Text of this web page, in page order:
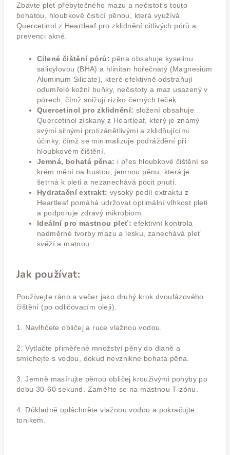
Zbavte pleť přebytečného mazu a nečistot s touto
bohatou, hloubkově čisticí pěnou, která využívá
Quercetinol z Heartleaf pro zklidnění citlivých pórů a
prevenci akné.
Cílené čištění pórů: pěna obsahuje kyselinu
salicylovou (BHA) a hlinitan hořečnatý (Magnesium
Aluminum Silicate), které efektivně odstraňují
odumřelé kožní buňky, nečistoty a maz usazený v
pórech, čímž snižují riziko černých teček.
Quercetinol pro zklidnění: složení obsahuje
Quercetinol získaný z Heartleaf, který je známý
svými silnými protizánětlivými a zklidňujícími
účinky, čímž se minimalizuje podráždění při
hloubkovém čištění.
Jemná, bohatá pěna: i přes hloubkové čištění se
krém mění na hustou, jemnou pěnu, která je
šetrná k pleti a nezanechává pocit pnutí.
Hydratační extrakt: vysoký podíl extraktu z
Heartleaf pomáhá udržovat optimální vlhkost pleti
a podporuje zdravý mikrobiom.
Ideální pro mastnou pleť: efektivní kontrola
nadměrné tvorby mazu a lesku, zanechává pleť
svěží a matnou.
Jak používat:
Používejte ráno a večer jako druhý krok dvoufázového
čištění (po odličovacím oleji).
1. Navlhčete obličej a ruce vlažnou vodou.
2. Vytlačte přiměřené množství pěny do dlaně a
smíchejte s vodou, dokud nevznikne bohatá pěna.
3. Jemně masírujte pěnou obličej krouživými pohyby po
dobu 30-60 sekund. Zaměřte se na mastnou T-zónu.
4. Důkladně opláchněte vlažnou vodou a pokračujte
tonikem.